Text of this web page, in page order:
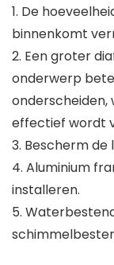
1. De
binnenkomt
2. Een groter
onderwerp
effectief wordt
3. Bescherm de
4. Aluminium
installeren.
5.